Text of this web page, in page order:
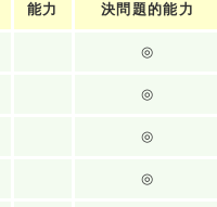
能力
決問題的能力
◎
◎
◎
◎